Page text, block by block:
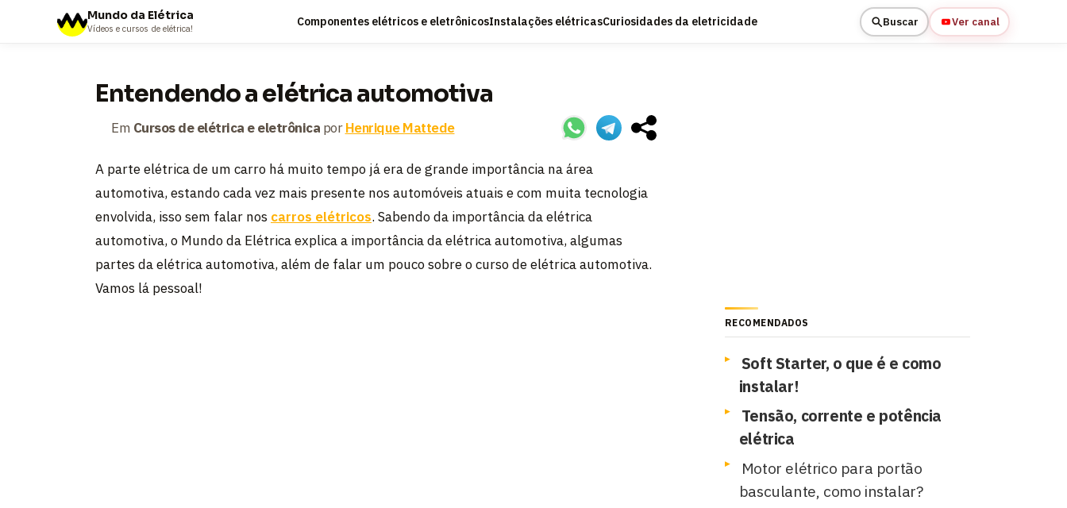
Mundo da Elétrica
Vídeos e cursos de elétrica! Componentes elétricos e eletrônicosInstalações elétricasCuriosidades da eletricidade Buscar Ver canal
Entendendo a elétrica automotiva
Em Cursos de elétrica e eletrônica porHenrique Mattede
A parte elétrica de um carro há muito tempo já era de grande importância na área
automotiva, estando cada vez mais presente nos automóveis atuais e com muita tecnologia
envolvida, isso sem falar nos carros elétricos. Sabendo da importância da elétrica
automotiva, o Mundo da Elétrica explica a importância da elétrica automotiva, algumas
partes da elétrica automotiva, além de falar um pouco sobre o curso de elétrica automotiva.
Vamos lá pessoal!
RECOMENDADOS
Soft Starter, o que é e como
instalar!
Tensão, corrente e potência
elétrica
Motor elétrico para portão
basculante, como instalar?